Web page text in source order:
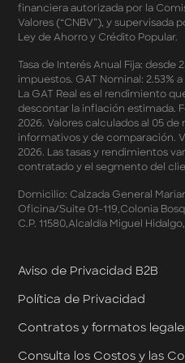
Mercado Libre
Términos y Condiciones -
Términos y Condiciones -
Preferentes Febrero 2026
Términos y Condiciones -
AWIN
Pago de Servicios a MSI –
Marzo 2026
Términos y Condiciones -
Cashback
Términos y Condiciones
Apartados
Mastercard
Términos y Condiciones de
Términos y Condiciones -
financiera autorizada por la
Valores (“CNBV”), y supervisada
Ley de Ahorro y Crédito Popular.
Tasa de Interés Anual Fija: desde
impuestos. GAT Nominal: 2.53% a
La GAT Real es el rendimiento
descontar la inflación estimada.
2026. Valores calculados al 05
informativos y de comparación.
2026. Las tasas y rendimientos
contratado y el segmento del
Domicilio: Calzada General
Oficina/Suite 01-119,Colonia
C.P. 11580,Alcaldía Miguel
Aviso de Privacidad B2B
Política de Privacidad
Contratos y formatos
Consulta los Costos y las